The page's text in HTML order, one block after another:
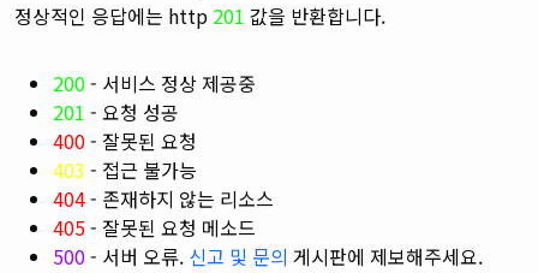
정상적인 응답에는 http 201 값을 반환합니다.
200- 서비스 정상 제공중
201 - 요청 성공
400- 잘못된 요청
403 - 접근 불가능
404- 존재하지 않는 리소스
405- 잘못된 요청 메소드
500- 서버 오류. 신고 및 문의 게시판에 제보해주세요.